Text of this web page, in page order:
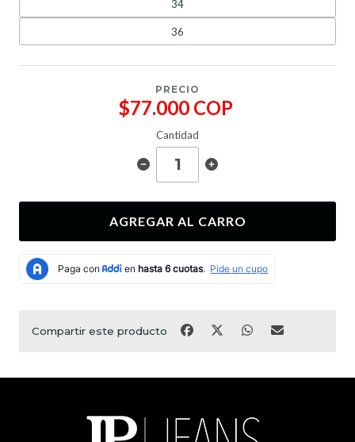
34
36
PRECIO
$77.000 COP
Cantidad
AGREGAR AL CARRO
Compartir este producto